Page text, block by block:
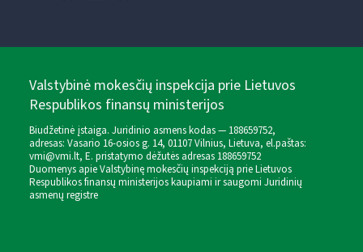
Valstybinė mokesčių inspekcija prie Lietuvos
Respublikos finansų ministerijos
Biudžetinė įstaiga. Juridinio asmens kodas — 188659752,
adresas: Vasario 16-osios g. 14, 01107 Vilnius, Lietuva, el.paštas:
vmi@vmi.lt, E. pristatymo dėžutės adresas 188659752
Duomenys apie Valstybinę mokesčių inspekciją prie Lietuvos
Respublikos finansų ministerijos kaupiami ir saugomi Juridinių
asmenų registre